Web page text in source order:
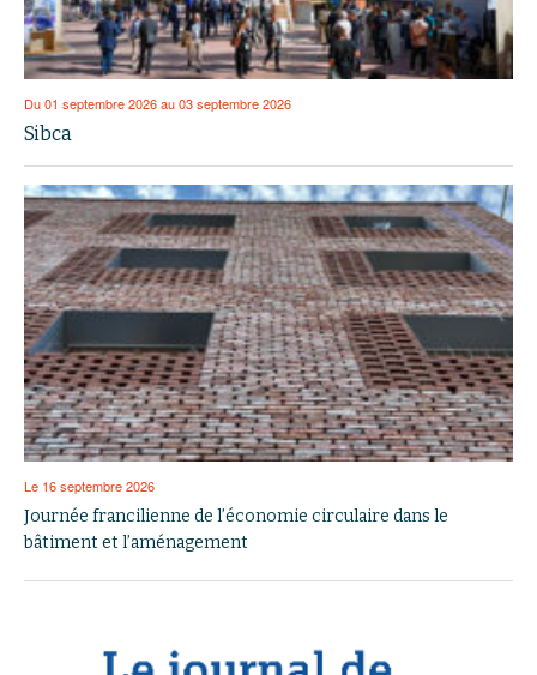
Du 01 septembre 2026 au 03 septembre 2026
Sibca
Le 16 septembre 2026
Journée francilienne de l’économie circulaire dans le
bâtiment et l’aménagement